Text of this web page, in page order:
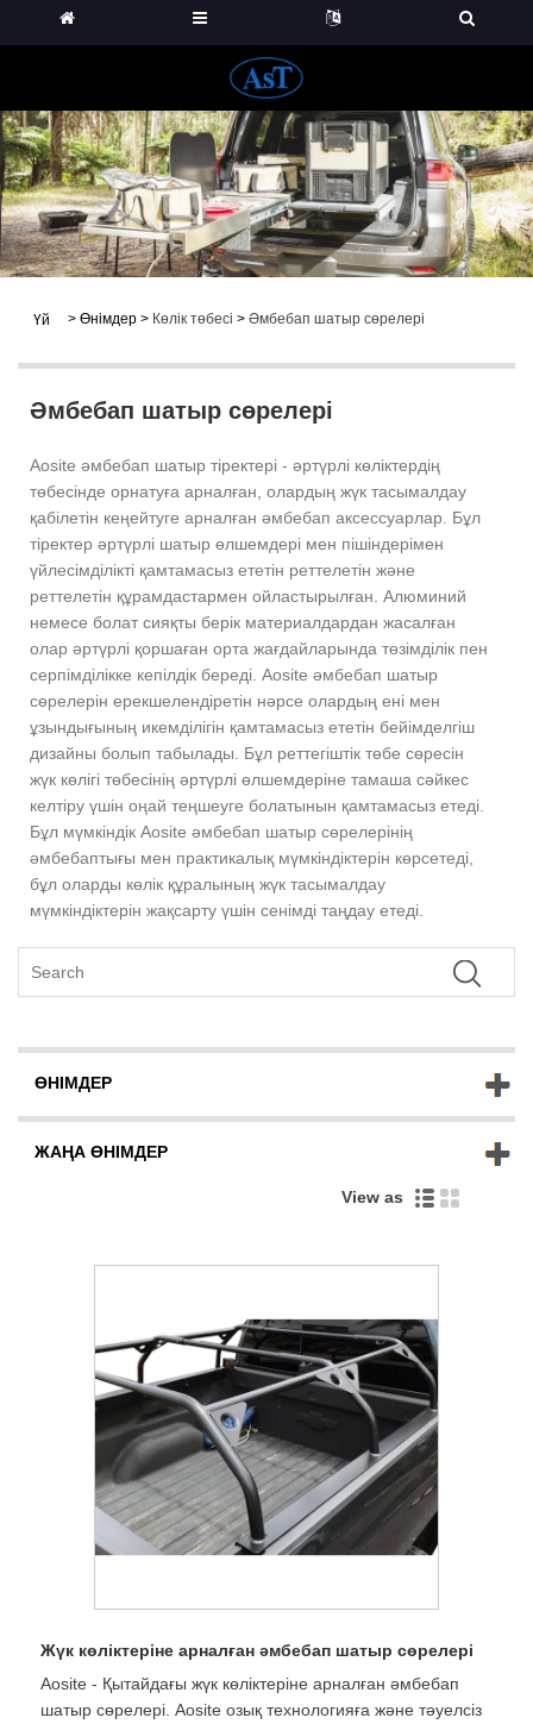
Үй > Өнімдер > Көлік төбесі > Әмбебап шатыр сөрелері
Әмбебап шатыр сөрелері
Aosite әмбебап шатыр тіректері - әртүрлі көліктердің
төбесінде орнатуға арналған, олардың жүк тасымалдау
қабілетін кеңейтуге арналған әмбебап аксессуарлар. Бұл
тіректер әртүрлі шатыр өлшемдері мен пішіндерімен
үйлесімділікті қамтамасыз ететін реттелетін және
реттелетін құрамдастармен ойластырылған. Алюминий
немесе болат сияқты берік материалдардан жасалған
олар әртүрлі қоршаған орта жағдайларында төзімділік пен
серпімділікке кепілдік береді. Aosite әмбебап шатыр
сөрелерін ерекшелендіретін нәрсе олардың ені мен
ұзындығының икемділігін қамтамасыз ететін бейімделгіш
дизайны болып табылады. Бұл реттегіштік төбе сөресін
жүк көлігі төбесінің әртүрлі өлшемдеріне тамаша сәйкес
келтіру үшін оңай теңшеуге болатынын қамтамасыз етеді.
Бұл мүмкіндік Aosite әмбебап шатыр сөрелерінің
әмбебаптығы мен практикалық мүмкіндіктерін көрсетеді,
бұл оларды көлік құралының жүк тасымалдау
мүмкіндіктерін жақсарту үшін сенімді таңдау етеді.
ӨНІМДЕР
ЖАҢА ӨНІМДЕР
View as
Жүк көліктеріне арналған әмбебап шатыр сөрелері
Aosite - Қытайдағы жүк көліктеріне арналған әмбебап
шатыр сөрелері. Aosite озық технологияға және тәуелсіз